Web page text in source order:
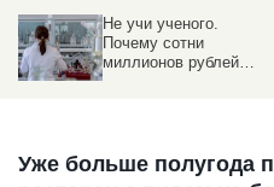
Не учи ученого.
Почему сотни
миллионов рублей
Уже больше полугода